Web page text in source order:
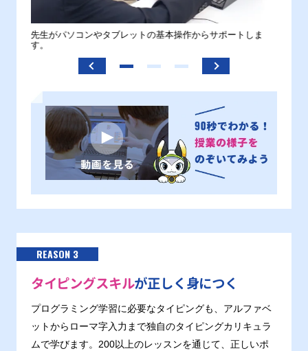
先生がパソコンやタブレットの基本操作からサポートしま
す。
REASON 3
タイピングスキルが正しく身につく
プログラミング学習に必要なタイピングも、アルファベ
ットからローマ字入力まで独自のタイピングカリキュラ
ムで学びます。200以上のレッスンを通じて、正しいポ